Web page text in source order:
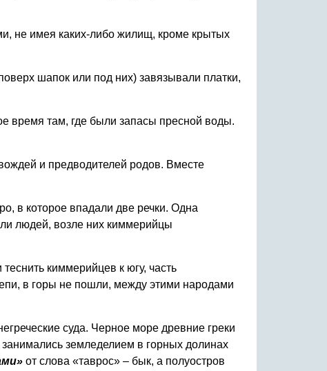
не имея каких-либо жилищ, кроме крытых
шапок или под них) завязывали платки,
время там, где были запасы пресной воды.
и предводителей родов. Вместе
в которое впадали две речки. Одна
людей, возле них киммерийцы
киммерийцев к югу, часть
в горы не пошли, между этими народами
суда. Черное море древние греки
земледелием в горных долинах
от слова «таврос» – бык, а полуостров